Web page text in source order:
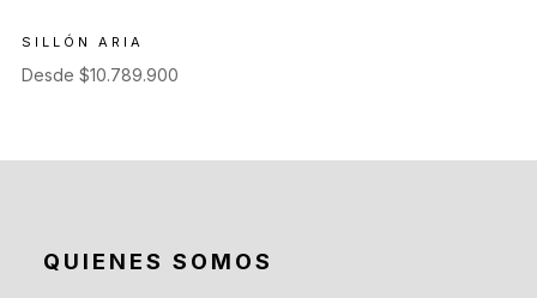
SILLÓN ARIA
Desde $10.789.900
QUIENES SOMOS